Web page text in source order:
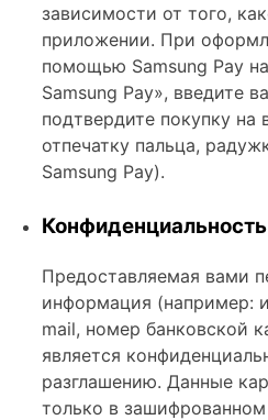
зависимости от того,
приложении. При
помощью Samsung Pay
Samsung Pay», введите
подтвердите покупку
отпечатку пальца,
Samsung Pay).
Предоставляемая вами
информация (например:
mail, номер банковской
является
разглашению. Данные
только в